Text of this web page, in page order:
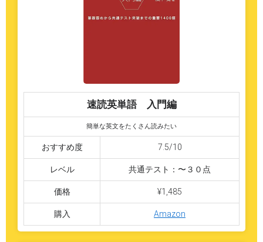
速読英単語 入門編
簡単な英文をたくさん読みたい
おすすめ度 7.5/10
レベル 共通テスト：〜３０点
価格 ¥1,485
購入 Amazon